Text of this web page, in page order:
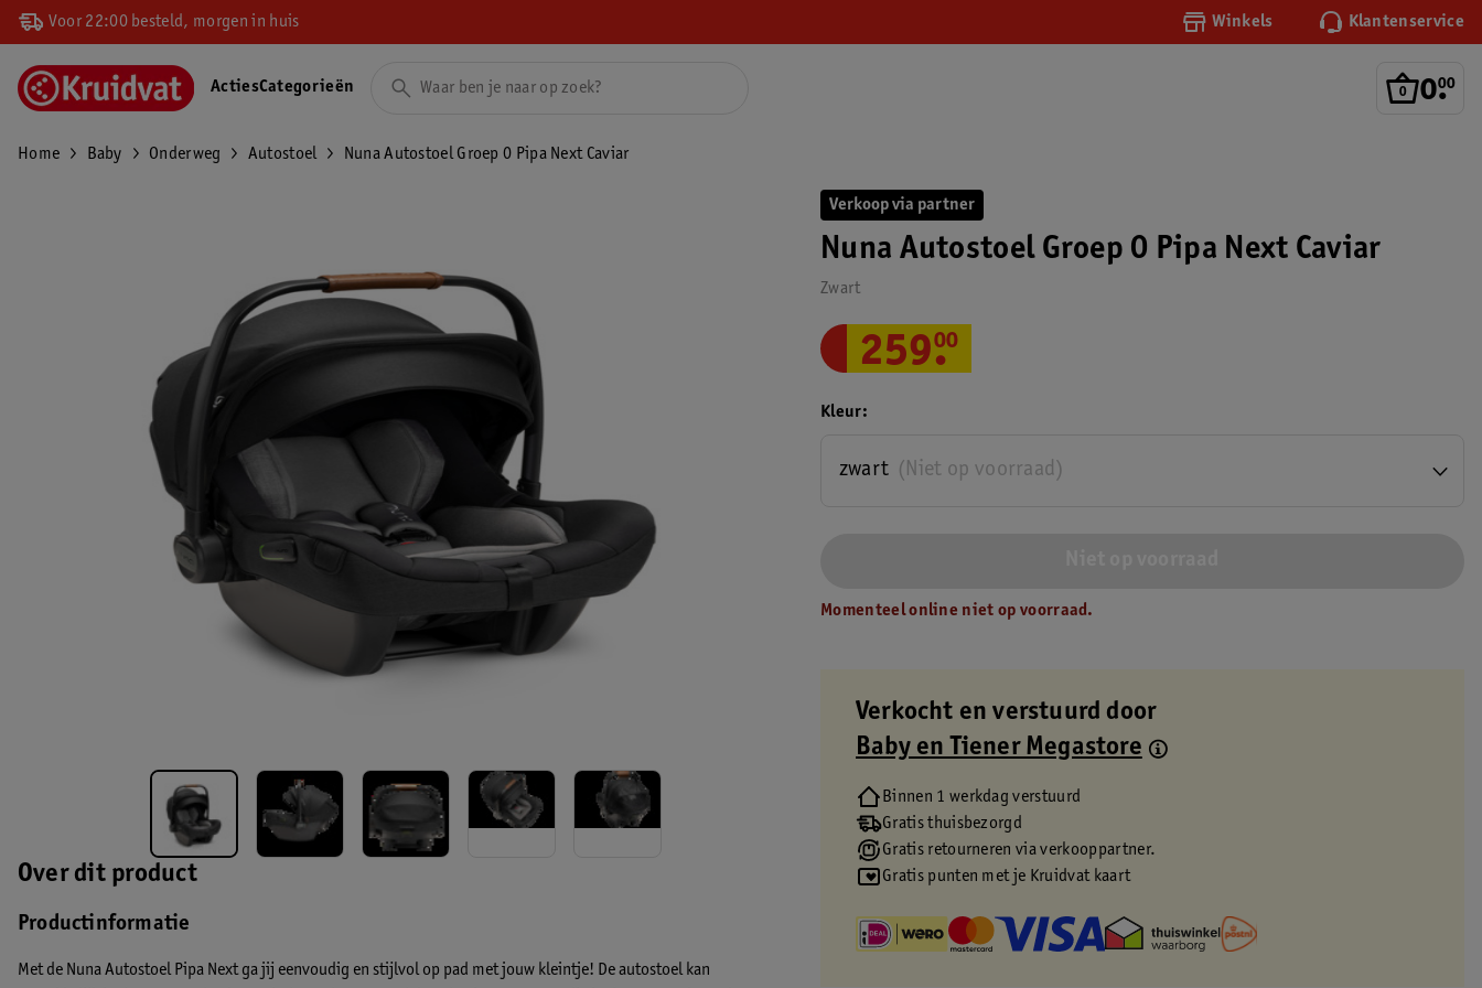
Voor 22:00 besteld, morgen in huis Winkels Klantenservice
0.
00
ActiesCategorieën
Home Baby Onderweg Autostoel Nuna Autostoel Groep 0 Pipa Next Caviar
Over dit product
Productinformatie
Met de Nuna Autostoel Pipa Next ga jij eenvoudig en stijlvol op pad met jouw kleintje! De autostoel kan
Verkoop via partner
Nuna Autostoel Groep 0 Pipa Next Caviar
Zwart
259.
00
Kleur
(Niet op voorraad)
zwart
Momenteel online niet op voorraad.
Verkocht en verstuurd door
Baby en Tiener Megastore
Binnen 1 werkdag verstuurd
Gratis thuisbezorgd
Gratis retourneren via verkooppartner.
Gratis punten met je Kruidvat kaart